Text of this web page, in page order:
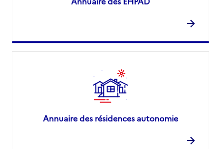
Annuaire des résidences autonomie